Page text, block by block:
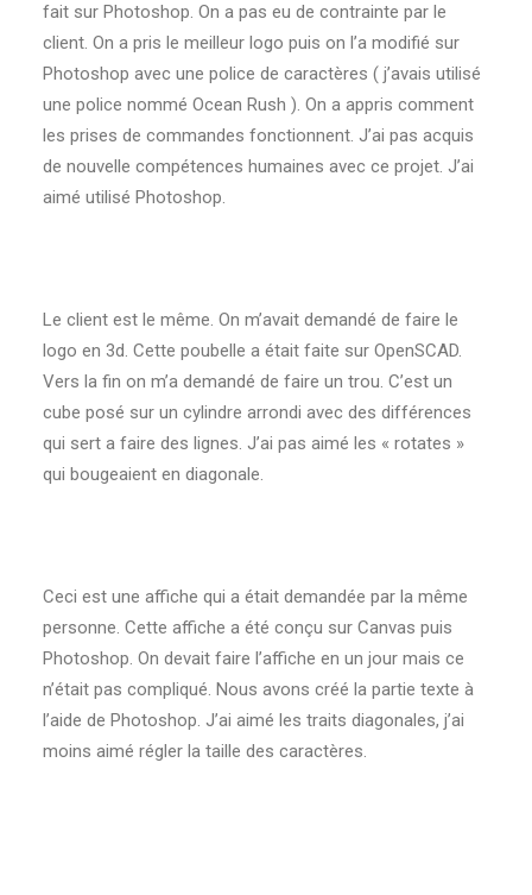
fait sur Photoshop. On a pas eu de contrainte par le
client. On a pris le meilleur logo puis on l’a modifié sur
Photoshop avec une police de caractères ( j’avais utilisé
une police nommé Ocean Rush ). On a appris comment
les prises de commandes fonctionnent. J’ai pas acquis
de nouvelle compétences humaines avec ce projet. J’ai
aimé utilisé Photoshop.
Le client est le même. On m’avait demandé de faire le
logo en 3d. Cette poubelle a était faite sur OpenSCAD.
Vers la fin on m’a demandé de faire un trou. C’est un
cube posé sur un cylindre arrondi avec des différences
qui sert a faire des lignes. J’ai pas aimé les « rotates »
qui bougeaient en diagonale.
Ceci est une affiche qui a était demandée par la même
personne. Cette affiche a été conçu sur Canvas puis
Photoshop. On devait faire l’affiche en un jour mais ce
n’était pas compliqué. Nous avons créé la partie texte à
l’aide de Photoshop. J’ai aimé les traits diagonales, j’ai
moins aimé régler la taille des caractères.